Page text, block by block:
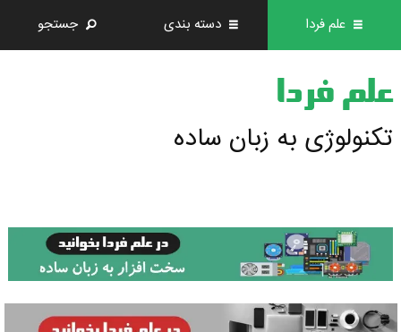
علم فردا دسته بندی جستجو
علم فردا
تکنولوژی به زبان ساده